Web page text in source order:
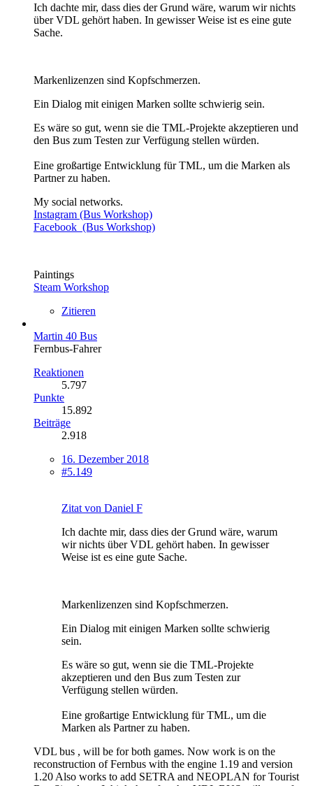
Ich dachte mir, dass dies der Grund wäre, warum wir nichts
über VDL gehört haben. In gewisser Weise ist es eine gute
Sache.
Markenlizenzen sind Kopfschmerzen.
Ein Dialog mit einigen Marken sollte schwierig sein.
Es wäre so gut, wenn sie die TML-Projekte akzeptieren und
den Bus zum Testen zur Verfügung stellen würden.
Eine großartige Entwicklung für TML, um die Marken als
Partner zu haben.
My social networks.
Instagram (Bus Workshop)
Facebook (Bus Workshop)
Paintings
Steam Workshop
Zitieren
Martin 40 Bus
Fernbus-Fahrer
Reaktionen
5.797
Punkte
15.892
Beiträge
2.918
16. Dezember 2018
#5.149
Zitat von Daniel F
Ich dachte mir, dass dies der Grund wäre, warum
wir nichts über VDL gehört haben. In gewisser
Weise ist es eine gute Sache.
Markenlizenzen sind Kopfschmerzen.
Ein Dialog mit einigen Marken sollte schwierig
sein.
Es wäre so gut, wenn sie die TML-Projekte
akzeptieren und den Bus zum Testen zur
Verfügung stellen würden.
Eine großartige Entwicklung für TML, um die
Marken als Partner zu haben.
VDL bus , will be for both games. Now work is on the
reconstruction of Fernbus with the engine 1.19 and version
1.20 Also works to add SETRA and NEOPLAN for Tourist